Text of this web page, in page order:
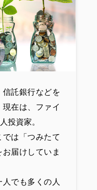
託銀行などを
在は、ファイ
投資家。
は「つみたて
届けしていま
でも多くの人